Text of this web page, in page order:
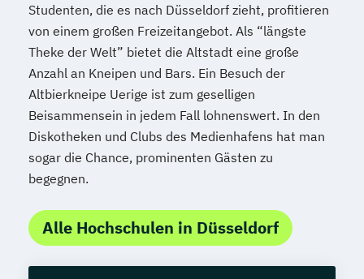
Studenten, die es nach Düsseldorf zieht, profitieren
von einem großen Freizeitangebot. Als “längste
Theke der Welt” bietet die Altstadt eine große
Anzahl an Kneipen und Bars. Ein Besuch der
Altbierkneipe Uerige ist zum geselligen
Beisammensein in jedem Fall lohnenswert. In den
Diskotheken und Clubs des Medienhafens hat man
sogar die Chance, prominenten Gästen zu
begegnen.
Alle Hochschulen in Düsseldorf